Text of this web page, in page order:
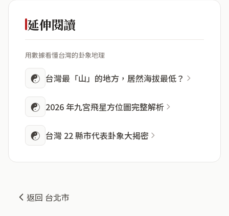
延伸閱讀
用數據看懂台灣的卦象地理
☯ 台灣最「山」的地方，居然海拔最低？
☯ 2026 年九宮飛星方位圖完整解析
☯ 台灣 22 縣市代表卦象大揭密
返回 台北市